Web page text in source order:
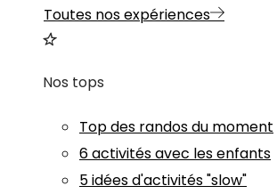
Toutes nos expériences
Nos tops
Top des randos du moment
6 activités avec les enfants
5 idées d'activités "slow"